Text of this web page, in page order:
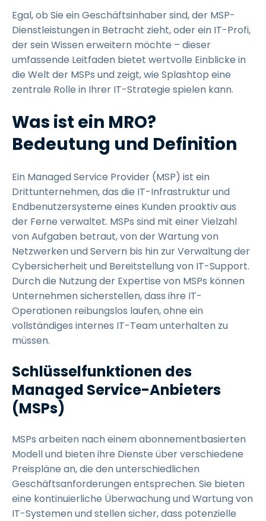
Egal, ob Sie ein Geschäftsinhaber sind, der MSP-
Dienstleistungen in Betracht zieht, oder ein IT-Profi,
der sein Wissen erweitern möchte – dieser
umfassende Leitfaden bietet wertvolle Einblicke in
die Welt der MSPs und zeigt, wie Splashtop eine
zentrale Rolle in Ihrer IT-Strategie spielen kann.
Was ist ein MRO?
Bedeutung und Definition
Ein Managed Service Provider (MSP) ist ein
Drittunternehmen, das die IT-Infrastruktur und
Endbenutzersysteme eines Kunden proaktiv aus
der Ferne verwaltet. MSPs sind mit einer Vielzahl
von Aufgaben betraut, von der Wartung von
Netzwerken und Servern bis hin zur Verwaltung der
Cybersicherheit und Bereitstellung von IT-Support.
Durch die Nutzung der Expertise von MSPs können
Unternehmen sicherstellen, dass ihre IT-
Operationen reibungslos laufen, ohne ein
vollständiges internes IT-Team unterhalten zu
müssen.
Schlüsselfunktionen des
Managed Service-Anbieters
(MSPs)
MSPs arbeiten nach einem abonnementbasierten
Modell und bieten ihre Dienste über verschiedene
Preispläne an, die den unterschiedlichen
Geschäftsanforderungen entsprechen. Sie bieten
eine kontinuierliche Überwachung und Wartung von
IT-Systemen und stellen sicher, dass potenzielle